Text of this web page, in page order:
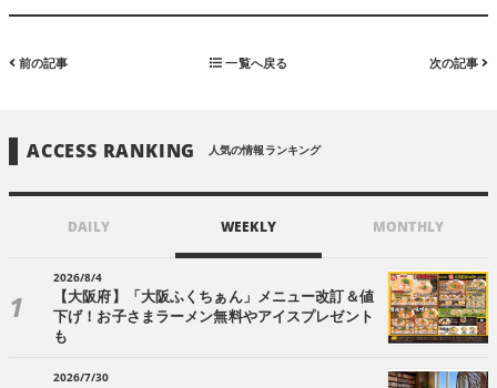
前の記事 一覧へ戻る 次の記事
ACCESS RANKING 人気の情報ランキング
DAILY WEEKLY MONTHLY
2026/8/4
【大阪府】「大阪ふくちぁん」メニュー改訂＆値
下げ！お子さまラーメン無料やアイスプレゼント
も
2026/7/30